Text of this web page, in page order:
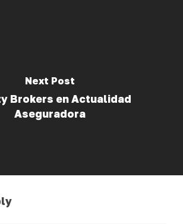
Next Post
Brokers en Actualidad
Aseguradora